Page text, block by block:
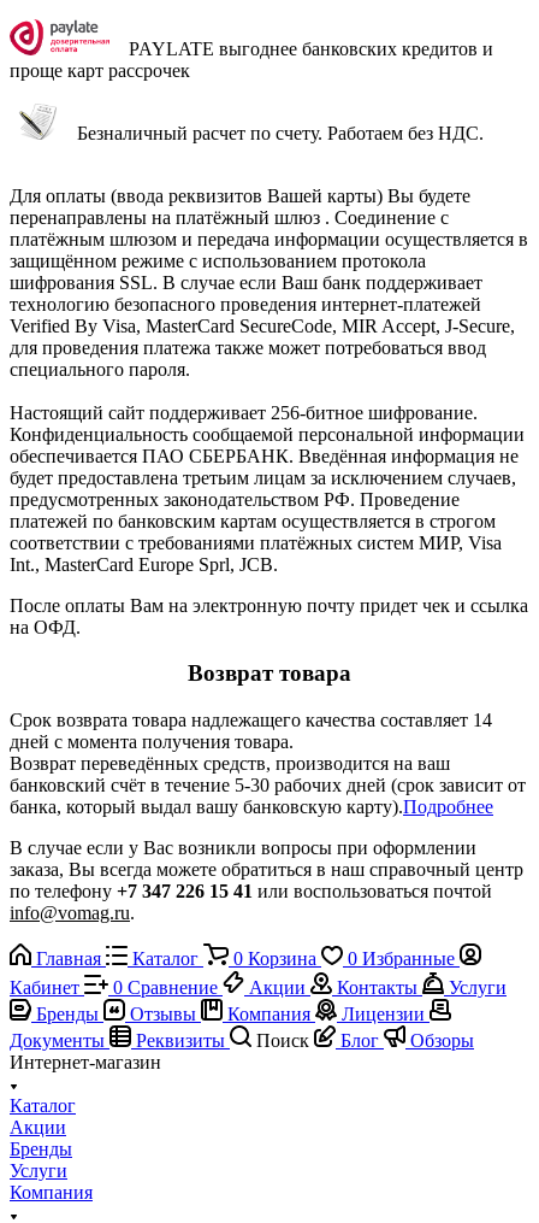
PAYLATE выгоднее банковских кредитов и
проще карт рассрочек
Безналичный расчет по счету. Работаем без НДС.
Для оплаты (ввода реквизитов Вашей карты) Вы будете
перенаправлены на платёжный шлюз . Соединение с
платёжным шлюзом и передача информации осуществляется в
защищённом режиме с использованием протокола
шифрования SSL. В случае если Ваш банк поддерживает
технологию безопасного проведения интернет-платежей
Verified By Visa, MasterCard SecureCode, MIR Accept, J-Secure,
для проведения платежа также может потребоваться ввод
специального пароля.
Настоящий сайт поддерживает 256-битное шифрование.
Конфиденциальность сообщаемой персональной информации
обеспечивается ПАО СБЕРБАНК. Введённая информация не
будет предоставлена третьим лицам за исключением случаев,
предусмотренных законодательством РФ. Проведение
платежей по банковским картам осуществляется в строгом
соответствии с требованиями платёжных систем МИР, Visa
Int., MasterCard Europe Sprl, JCB.
После оплаты Вам на электронную почту придет чек и ссылка
на ОФД.
Возврат товара
Срок возврата товара надлежащего качества составляет 14
дней с момента получения товара.
Возврат переведённых средств, производится на ваш
банковский счёт в течение 5-30 рабочих дней (срок зависит от
банка, который выдал вашу банковскую карту).Подробнее
В случае если у Вас возникли вопросы при оформлении
заказа, Вы всегда можете обратиться в наш справочный центр
по телефону +7 347 226 15 41 или воспользоваться почтой
info@vomag.ru.
Главная Каталог 0 Корзина 0 Избранные
Кабинет
0 Сравнение Акции Контакты
Услуги
Бренды
Отзывы Компания
Лицензии
Документы
Реквизиты Поиск Блог
Обзоры
Интернет-магазин
Каталог
Акции
Бренды
Услуги
Компания